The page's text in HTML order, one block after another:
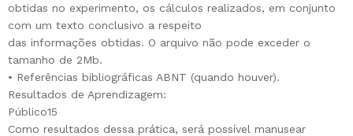
obtidas no experimento, os cálculos realizados, em conjunto
com um texto conclusivo a respeito
das informações obtidas. O arquivo não pode exceder o
tamanho de 2Mb.
• Referências bibliográficas ABNT (quando houver).
Resultados de Aprendizagem:
Público15
Como resultados dessa prática, será possível manusear